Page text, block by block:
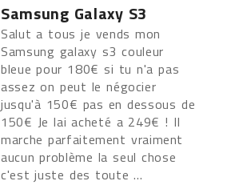
Samsung Galaxy S3
Salut a tous je vends mon
Samsung galaxy s3 couleur
bleue pour 180€ si tu n'a pas
assez on peut le négocier
jusqu'à 150€ pas en dessous de
150€ Je lai acheté a 249€ ! Il
marche parfaitement vraiment
aucun problème la seul chose
c'est juste des toute ...